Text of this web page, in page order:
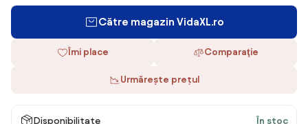
Către magazin VidaXL.ro
Îmi place Comparaţie
Urmărește prețul
Disponibilitate În stoc